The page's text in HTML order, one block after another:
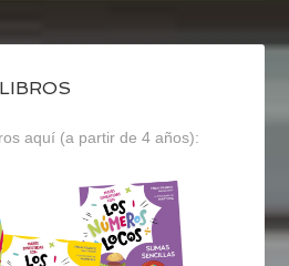
aquí (a partir de 4 años):